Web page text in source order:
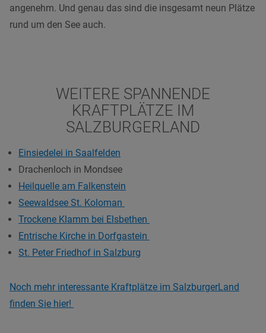
angenehm. Und genau das sind die insgesamt neun Plätze
rund um den See auch.
WEITERE SPANNENDE
KRAFTPLÄTZE IM
SALZBURGERLAND
Einsiedelei in Saalfelden
Drachenloch in Mondsee
Heilquelle am Falkenstein
Seewaldsee St. Koloman
Trockene Klamm bei Elsbethen
Entrische Kirche in Dorfgastein
St. Peter Friedhof in Salzburg
Noch mehr interessante Kraftplätze im SalzburgerLand
finden Sie hier!